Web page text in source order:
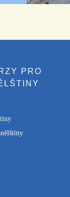
PRO